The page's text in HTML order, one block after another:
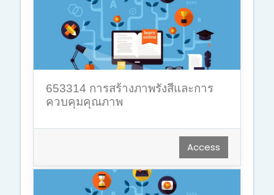
653314 การสร้างภาพรังสีและการ
ควบคุมคุณภาพ
Access